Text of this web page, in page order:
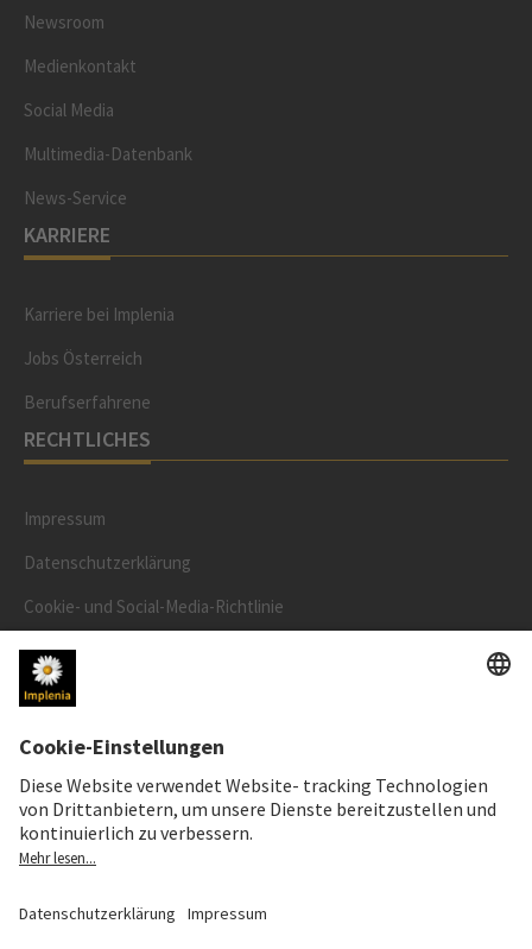
Newsroom
Medienkontakt
Social Media
Multimedia-Datenbank
News-Service
KARRIERE
Karriere bei Implenia
Jobs Österreich
Berufserfahrene
RECHTLICHES
Impressum
Datenschutzerklärung
Cookie- und Social-Media-Richtlinie
Cookie-Einstellungen
AKTIENKURS
SWX: Implenia AG
ISIN: CH0023868554
62,80 CHF
+0,10 CHF (+0,16%)